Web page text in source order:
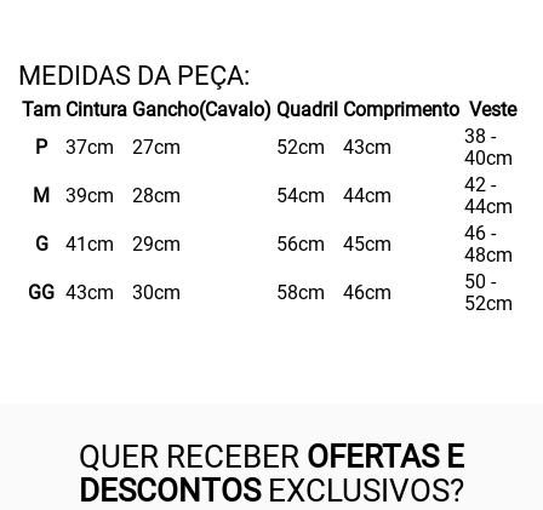
Tam Cintura Gancho(Cavalo) Quadril Comprimento Veste
P
37cm 27cm 52cm 43cm
38 -
40cm
M
39cm 28cm 54cm 44cm
42 -
44cm
G
41cm 29cm 56cm 45cm
46 -
48cm
GG 43cm 30cm 58cm 46cm
50 -
52cm
QUER RECEBER OFERTAS E
DESCONTOSEXCLUSIVOS?